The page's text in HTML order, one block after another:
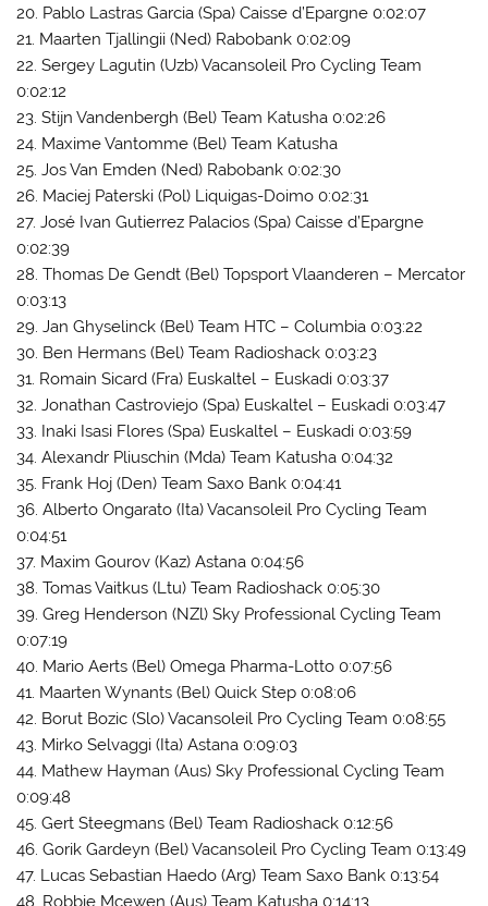
20. Pablo Lastras Garcia (Spa) Caisse d’Epargne 0:02:07
21. Maarten Tjallingii (Ned) Rabobank 0:02:09
22. Sergey Lagutin (Uzb) Vacansoleil Pro Cycling Team
0:02:12
23. Stijn Vandenbergh (Bel) Team Katusha 0:02:26
24. Maxime Vantomme (Bel) Team Katusha
25. Jos Van Emden (Ned) Rabobank 0:02:30
26. Maciej Paterski (Pol) Liquigas-Doimo 0:02:31
27. José Ivan Gutierrez Palacios (Spa) Caisse d’Epargne
0:02:39
28. Thomas De Gendt (Bel) Topsport Vlaanderen – Mercator
0:03:13
29. Jan Ghyselinck (Bel) Team HTC – Columbia 0:03:22
30. Ben Hermans (Bel) Team Radioshack 0:03:23
31. Romain Sicard (Fra) Euskaltel – Euskadi 0:03:37
32. Jonathan Castroviejo (Spa) Euskaltel – Euskadi 0:03:47
33. Inaki Isasi Flores (Spa) Euskaltel – Euskadi 0:03:59
34. Alexandr Pliuschin (Mda) Team Katusha 0:04:32
35. Frank Hoj (Den) Team Saxo Bank 0:04:41
36. Alberto Ongarato (Ita) Vacansoleil Pro Cycling Team
0:04:51
37. Maxim Gourov (Kaz) Astana 0:04:56
38. Tomas Vaitkus (Ltu) Team Radioshack 0:05:30
39. Greg Henderson (NZl) Sky Professional Cycling Team
0:07:19
40. Mario Aerts (Bel) Omega Pharma-Lotto 0:07:56
41. Maarten Wynants (Bel) Quick Step 0:08:06
42. Borut Bozic (Slo) Vacansoleil Pro Cycling Team 0:08:55
43. Mirko Selvaggi (Ita) Astana 0:09:03
44. Mathew Hayman (Aus) Sky Professional Cycling Team
0:09:48
45. Gert Steegmans (Bel) Team Radioshack 0:12:56
46. Gorik Gardeyn (Bel) Vacansoleil Pro Cycling Team 0:13:49
47. Lucas Sebastian Haedo (Arg) Team Saxo Bank 0:13:54
48. Robbie Mcewen (Aus) Team Katusha 0:14:13